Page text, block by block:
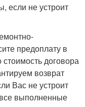
если не устроит
предоплату в
договора
возврат
Вас не устроит
выполненные